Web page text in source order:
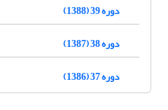
دوره 39 (1388)
دوره 38 (1387)
دوره 37 (1386)